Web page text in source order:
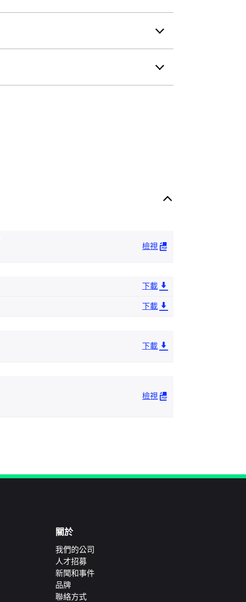
檢視
下載
下載
下載
檢視
關於
我們的公司
人才招募
新聞和事件
品牌
聯絡方式